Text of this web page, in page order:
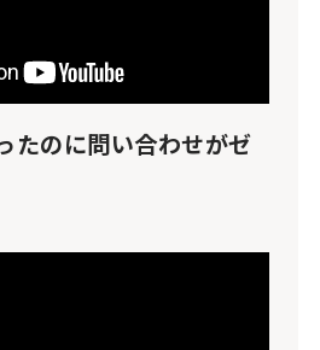
たのに問い合わせがゼ